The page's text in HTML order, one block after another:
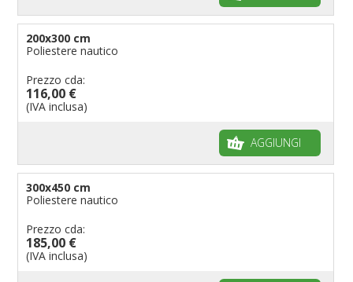
200x300 cm
Poliestere nautico
Prezzo cda:
116,00 €
(IVA inclusa)
AGGIUNGI
300x450 cm
Poliestere nautico
Prezzo cda:
185,00 €
(IVA inclusa)